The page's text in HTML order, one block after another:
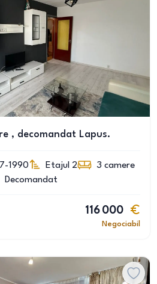
, decomandat Lapus.
1990 Etajul 2 3 camere
Decomandat
116 000
Negociabil